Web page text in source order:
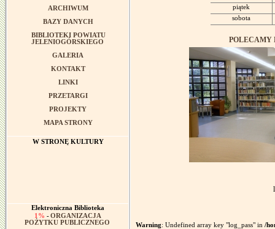
ARCHIWUM
BAZY DANYCH
BIBLIOTEKI POWIATU
JELENIOGÓRSKIEGO
GALERIA
KONTAKT
LINKI
PRZETARGI
PROJEKTY
MAPA STRONY
W STRONĘ KULTURY
Elektroniczna Biblioteka
1% -ORGANIZACJA
POŻYTKU PUBLICZNEGO
piątek
sobota
POLECAMY
Warning: Undefined array key "log_pass" in /